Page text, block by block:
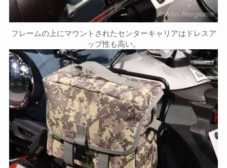
フレームの上にマウントされたセンターキャリアはドレスア
ップ性も高い。